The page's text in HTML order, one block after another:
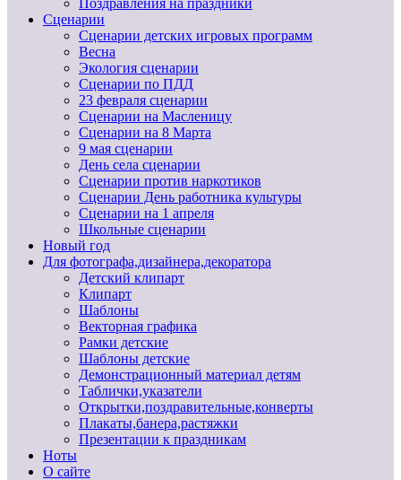
Сценарии
Сценарии детских игровых программ
Весна
Экология сценарии
Сценарии по ПДД
23 февраля сценарии
Сценарии на Масленицу
Сценарии на 8 Марта
9 мая сценарии
День села сценарии
Сценарии против наркотиков
Сценарии День работника культуры
Сценарии на 1 апреля
Школьные сценарии
Новый год
Для фотографа,дизайнера,декоратора
Детский клипарт
Клипарт
Шаблоны
Векторная графика
Рамки детские
Шаблоны детские
Демонстрационный материал детям
Таблички,указатели
Открытки,поздравительные,конверты
Плакаты,банера,растяжки
Презентации к праздникам
Ноты
О сайте